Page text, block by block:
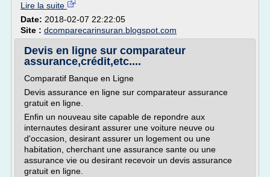
Lire la suite
Date: 2018-02-07 22:22:05
Site : dcomparecarinsuran.blogspot.com
Devis en ligne sur comparateur
assurance,crédit,etc....
Comparatif Banque en Ligne
Devis assurance en ligne sur comparateur assurance
gratuit en ligne.
Enfin un nouveau site capable de repondre aux
internautes desirant assurer une voiture neuve ou
d'occasion, desirant assurer un logement ou une
habitation, cherchant une assurance sante ou une
assurance vie ou desirant recevoir un devis assurance
gratuit en ligne.